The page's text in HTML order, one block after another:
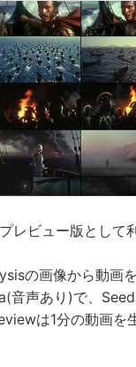
ビュー版として
の画像から動画
音声あり)で、
は1分の動画を